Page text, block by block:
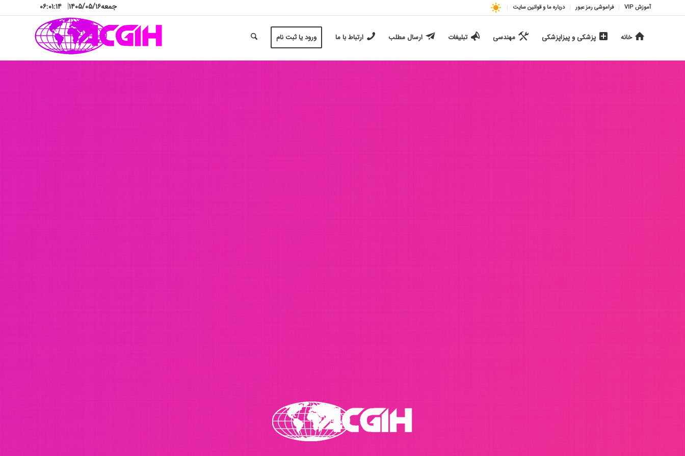
آموزش VIP فراموشی رمز عبور درباره ما و قوانین سایت جمعه۱۴۰۵/۰۵/۱۶| ۰۶:۰۱:۱۸
خانه پزشکی و پیزاپزشکی مهندسی تبلیغات ارسال مطلب ارتباط با ما ورود یا ثبت نام